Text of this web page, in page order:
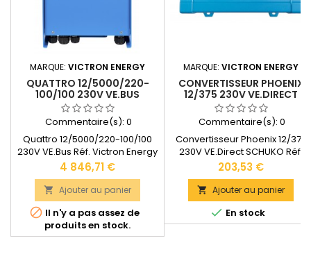
MARQUE: VICTRON ENERGY
QUATTRO 12/5000/220-
100/100 230V VE.BUS
Commentaire(s): 0
Quattro 12/5000/220-100/100
230V VE.Bus Réf. Victron Energy
: QUA125020000Garantie : 5
ansPuissance continue : 5000
VA (Puissance de crête :
10000W)Dimensions : 470 x 350
x 280 mmPoids : 34 kg
Documentation technique
disponible dans "LES
Prix
4 846,71 €
 Ajouter au panier
 Il n'y a pas assez de
produits en stock.
MARQUE: VICTRON ENERGY
CONVERTISSEUR PHOENIX
12/375 230V VE.DIRECT
SCHUKO
Commentaire(s): 0
Convertisseur Phoenix 12/375
230V VE.Direct SCHUKO Réf.
Victron Energy :
PIN121371200GARANTIE : 5
ANSPuissance maximale : 375
VA (Puissance continue : 300 W
- Puissance de crête : 700
W)Section de câble max. : 10
Prix
203,53 €
 Ajouter au panier
 En stock